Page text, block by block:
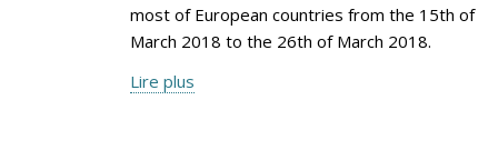
most of European countries from the 15th of
March 2018 to the 26th of March 2018.
Lire plus